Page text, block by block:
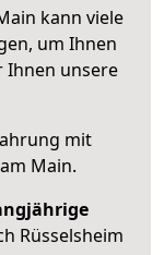
kann viele
um Ihnen
Ihnen unsere
mit
Main.
Rüsselsheim